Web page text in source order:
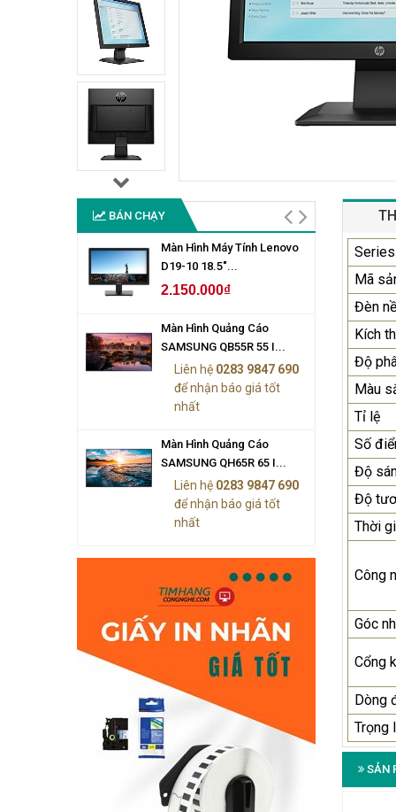
BÁN CHẠY
Màn Hình Máy Tính Lenovo
D19-10 18.5"...
2.150.000₫
Màn Hình Quảng Cáo
SAMSUNG QB55R 55 I...
Liên hệ 0283 9847 690
để nhận báo giá tốt
nhất
Màn Hình Quảng Cáo
SAMSUNG QH65R 65 I...
Liên hệ 0283 9847 690
để nhận báo giá tốt
nhất
Series
Mã
Đèn
Kích
Độ
Màu
Tỉ lệ
Số
Độ
Độ
Thời
Công
Góc
Cổng
Dòng
Trọng
SẢN